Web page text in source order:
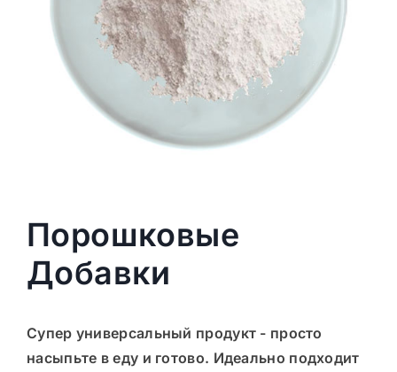
Порошковые
Добавки
Супер универсальный продукт - просто
насыпьте в еду и готово. Идеально подходит